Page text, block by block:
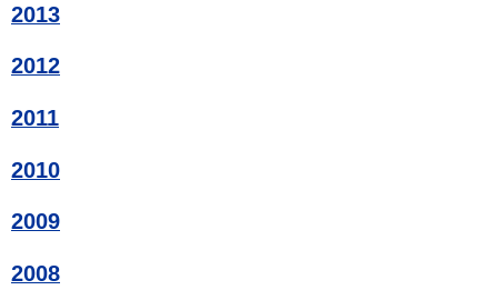
2013
2012
2011
2010
2009
2008